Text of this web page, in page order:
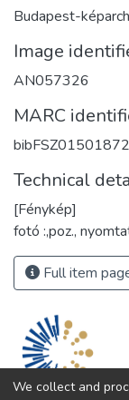
Budapest-
Image
AN057326
MARC
bibFSZ01501872
Technical
[Fénykép]
fotó :,poz.,
Full item
We collect and